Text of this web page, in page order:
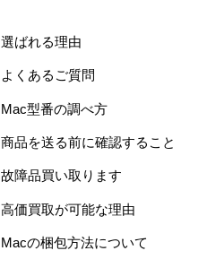
選ばれる理由
よくあるご質問
Mac型番の調べ方
商品を送る前に確認すること
故障品買い取ります
高価買取が可能な理由
Macの梱包方法について